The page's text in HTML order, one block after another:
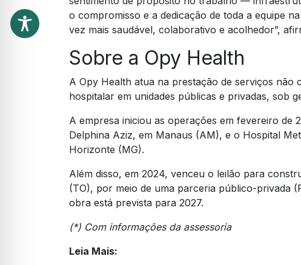
o compromisso e a dedicação de toda a equipe
vez mais saudável, colaborativo e acolhedor”,
Sobre a Opy Health
A Opy Health atua na prestação de serviços não
hospitalar em unidades públicas e privadas, sob
A empresa iniciou as operações em fevereiro de
Delphina Aziz, em Manaus (AM), e o Hospital
Horizonte (MG).
Além disso, em 2024, venceu o leilão para
(TO), por meio de uma parceria público-privada
obra está prevista para 2027.
(*) Com informações da assessoria
Leia Mais: